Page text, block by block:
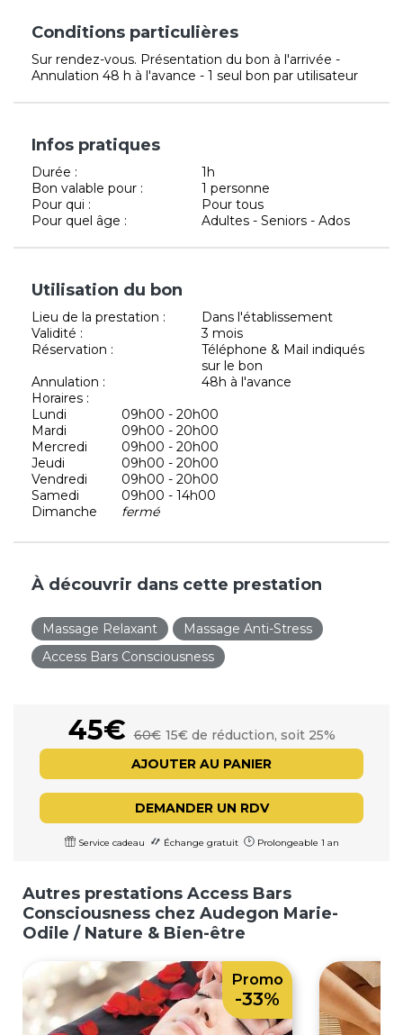
Conditions particulières
Sur rendez-vous. Présentation du bon à l'arrivée -
Annulation 48 h à l'avance - 1 seul bon par utilisateur
Infos pratiques
Durée :
1h
Bon valable pour :
1 personne
Pour qui :
Pour tous
Pour quel âge :
Adultes - Seniors - Ados
Utilisation du bon
Lieu de la prestation :
Dans l'établissement
Validité :
3 mois
Réservation :
Téléphone & Mail indiqués
sur le bon
Annulation :
48h à l'avance
Horaires :
Lundi
09h00 - 20h00
Mardi
09h00 - 20h00
Mercredi
09h00 - 20h00
Jeudi
09h00 - 20h00
Vendredi
09h00 - 20h00
Samedi
09h00 - 14h00
Dimanche
fermé
À découvrir dans cette prestation
Massage Relaxant
Massage Anti-Stress
Access Bars Consciousness
45€ 60€ 15€ de réduction, soit 25%
AJOUTER AU PANIER
DEMANDER UN RDV
Service cadeau Échange gratuit Prolongeable 1 an
Autres prestations Access Bars
Consciousness chez Audegon Marie-
Odile / Nature & Bien-être
Promo
-33%